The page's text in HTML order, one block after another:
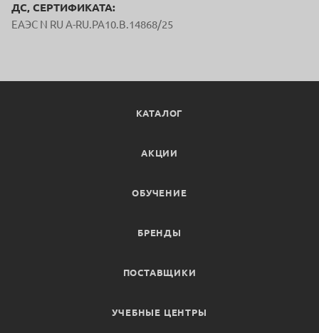
ДС, СЕРТИФИКАТА:
ЕАЭС N RU A-RU.PA10.В.14868/25
КАТАЛОГ
АКЦИИ
ОБУЧЕНИЕ
БРЕНДЫ
ПОСТАВЩИКИ
УЧЕБНЫЕ ЦЕНТРЫ